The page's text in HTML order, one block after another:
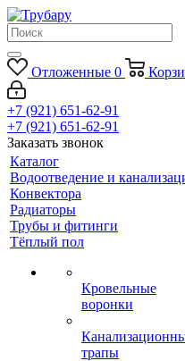
Отложенные 0
+7 (921) 651-62-91
+7 (921) 651-62-91
Заказать звонок
Каталог
Водоотведение и
Конвектора
Радиаторы
Трубы и фитинги
Тёплый пол
Кровельные
воронки
трапы